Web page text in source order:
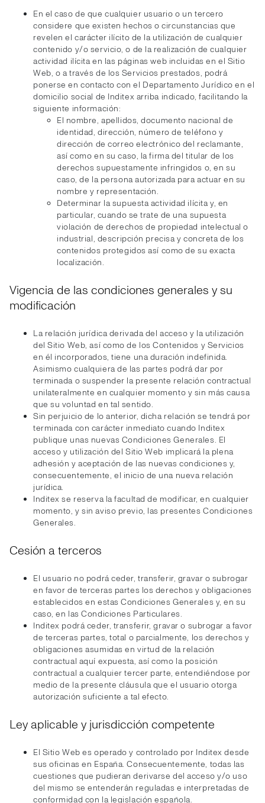
En el caso de que cualquier usuario o un tercero
considere que existen hechos o circunstancias que
revelen el carácter ilícito de la utilización de cualquier
contenido y/o servicio, o de la realización de cualquier
actividad ilícita en las páginas web incluidas en el Sitio
Web, o a través de los Servicios prestados, podrá
ponerse en contacto con el Departamento Jurídico en el
domicilio social de Inditex arriba indicado, facilitando la
siguiente información:
El nombre, apellidos, documento nacional de
identidad, dirección, número de teléfono y
dirección de correo electrónico del reclamante,
así como en su caso, la firma del titular de los
derechos supuestamente infringidos o, en su
caso, de la persona autorizada para actuar en su
nombre y representación.
Determinar la supuesta actividad ilícita y, en
particular, cuando se trate de una supuesta
violación de derechos de propiedad intelectual o
industrial, descripción precisa y concreta de los
contenidos protegidos así como de su exacta
localización.
Vigencia de las condiciones generales y su
modificación
La relación jurídica derivada del acceso y la utilización
del Sitio Web, así como de los Contenidos y Servicios
en él incorporados, tiene una duración indefinida.
Asimismo cualquiera de las partes podrá dar por
terminada o suspender la presente relación contractual
unilateralmente en cualquier momento y sin más causa
que su voluntad en tal sentido.
Sin perjuicio de lo anterior, dicha relación se tendrá por
terminada con carácter inmediato cuando Inditex
publique unas nuevas Condiciones Generales. El
acceso y utilización del Sitio Web implicará la plena
adhesión y aceptación de las nuevas condiciones y,
consecuentemente, el inicio de una nueva relación
jurídica.
Inditex se reserva la facultad de modificar, en cualquier
momento, y sin aviso previo, las presentes Condiciones
Generales.
Cesión a terceros
El usuario no podrá ceder, transferir, gravar o subrogar
en favor de terceras partes los derechos y obligaciones
establecidos en estas Condiciones Generales y, en su
caso, en las Condiciones Particulares.
Inditex podrá ceder, transferir, gravar o subrogar a favor
de terceras partes, total o parcialmente, los derechos y
obligaciones asumidas en virtud de la relación
contractual aquí expuesta, así como la posición
contractual a cualquier tercer parte, entendiéndose por
medio de la presente cláusula que el usuario otorga
autorización suficiente a tal efecto.
Ley aplicable y jurisdicción competente
El Sitio Web es operado y controlado por Inditex desde
sus oficinas en España. Consecuentemente, todas las
cuestiones que pudieran derivarse del acceso y/o uso
del mismo se entenderán reguladas e interpretadas de
conformidad con la legislación española.